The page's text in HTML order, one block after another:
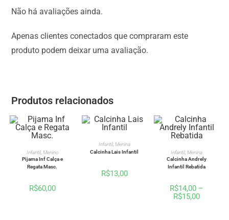
Não há avaliações ainda.
Apenas clientes conectados que compraram este
produto podem deixar uma avaliação.
Produtos relacionados
VER OPÇÕES
Infantil, Menino
Pijama Inf Calça e
Regata Masc.
R$60,00
VER OPÇÕES
Infantil, Menina
Calcinha Lais Infantil
R$13,00
VER OPÇÕES
Infantil ,Menina
Calcinha Andrely
Infantil Rebatida
R$14,00 –
R$15,00